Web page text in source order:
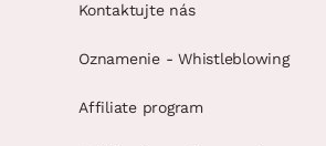
Kontaktujte nás
Oznamenie - Whistleblowing
Affiliate program